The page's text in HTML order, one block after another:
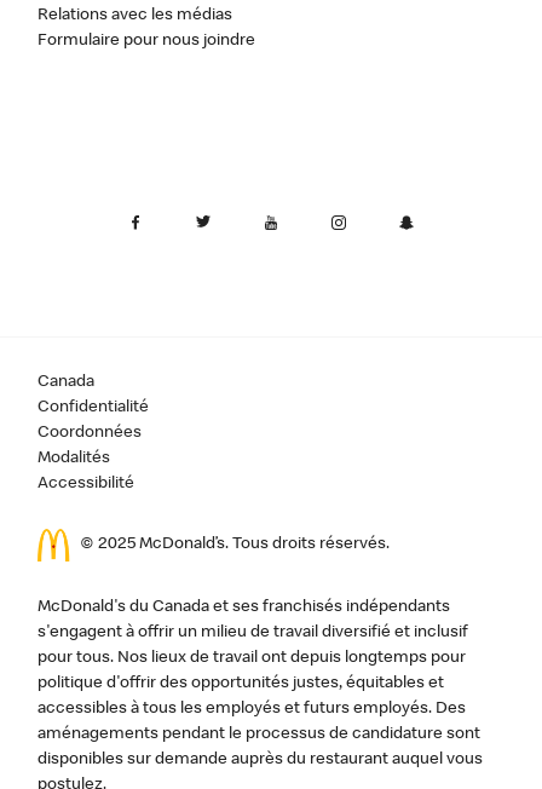
Relations avec les médias
Formulaire pour nous joindre
Canada
Confidentialité
Coordonnées
Modalités
Accessibilité
© 2025 McDonald’s. Tous droits réservés.
McDonald's du Canada et ses franchisés indépendants
s'engagent à offrir un milieu de travail diversifié et inclusif
pour tous. Nos lieux de travail ont depuis longtemps pour
politique d'offrir des opportunités justes, équitables et
accessibles à tous les employés et futurs employés. Des
aménagements pendant le processus de candidature sont
disponibles sur demande auprès du restaurant auquel vous
postulez.